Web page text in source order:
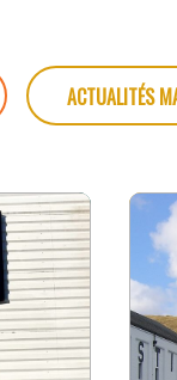
ACTUALITÉS